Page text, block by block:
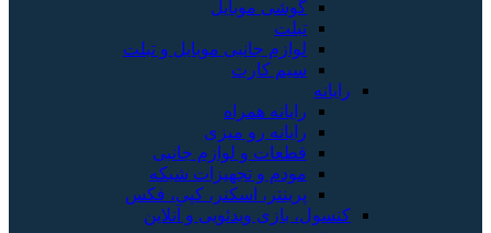
گوشی موبایل
تبلت
لوازم جانبی موبایل و تبلت
سیم کارت
رایانه
رایانه همراه
رایانه رو میزی
قطعات و لوازم جانبی
مودم و تجهیزات شبکه
پرینتر، اسکنر، کپی، فکس
کنسول، بازی‌ ویدئویی و آنلاین